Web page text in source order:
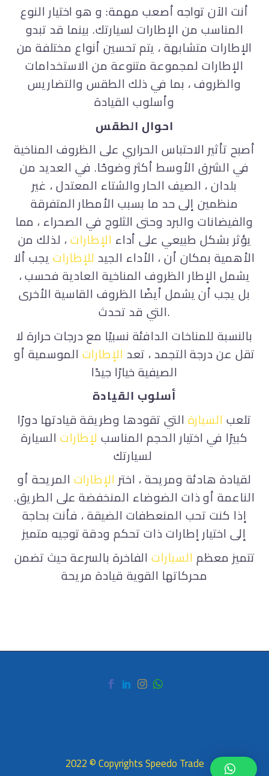
أنت الآن تواجه أصعب مهمة: و هو اختيار النوع
المناسب من الإطارات لسيارتك. بينما قد تبدو
الإطارات متشابهة ، يتم تحسين أنواع مختلفة من
الإطارات لمجموعة متنوعة من الاستخدامات
والظروف ، بما في ذلك الطقس والتضاريس
وأسلوب القيادة
احوال الطقس
أصبح تأثير الاحتباس الحراري على الظروف المناخية
في الشرق الأوسط أكثر وضوحًا. في العديد من
بلدان ، الصيف الحار والشتاء المعتدل ، غير
منظمين إلى حد ما بسبب الأمطار المتفرقة
والفيضانات والبرد وحتى الثلوج في الصحراء ، مما
يؤثر بشكل طبيعي على أداء الإطارات، لذلك من
الأهمية بمكان أن ، الأداء الجيدللإطاراتيجب ألا
يشمل الإطار الظروف المناخية العادية فحسب ،
بل يجب أن يشمل أيضًا الظروف القاسية الأخرى
التي قد تحدث.
بالنسبة للمناخات الدافئة نسبيًا مع درجات حرارة لا
تقل عن درجة التجمد ، تعدالإطاراتالموسمية أو
الصيفية خيارًا جيدًا
أسلوب القيادة
تلعبالسيارةالتي تقودها وطريقة قيادتها دورًا
كبيرًا في اختيار الحجم المناسبلإطاراتالسيارة
لقيادة هادئة ومريحة ، اخترالإطاراتالمريحة أو
الناعمة أو ذات الضوضاء المنخفضة على الطريق.
إذا كنت تحب المنعطفات الضيقة ، فأنت بحاجة
إلى اختيار إطارات ذات تحكم ودقة توجيه متميز
تتميز معظمالسياراتالفاخرة بالسرعة حيث تضمن
محركاتها القوية قيادة مريحة
2022 © Copyrights Speedo Trade